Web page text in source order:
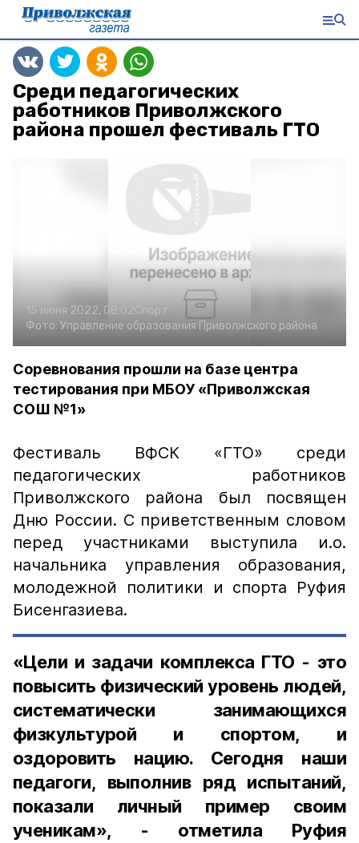
Среди педагогических
работников Приволжского
района прошел фестиваль ГТО
15 июня 2022, 08:02Спорт
Фото: Управление образования Приволжского района
Соревнования прошли на базе центра
тестирования при МБОУ «Приволжская
СОШ №1»
Фестиваль ВФСК «ГТО» среди
педагогических работников
Приволжского района был посвящен
Дню России. С приветственным словом
перед участниками выступила и.о.
начальника управления образования,
молодежной политики и спорта Руфия
Бисенгазиева.
«Цели и задачи комплекса ГТО - это
повысить физический уровень людей,
систематически занимающихся
физкультурой и спортом, и
оздоровить нацию. Сегодня наши
педагоги, выполнив ряд испытаний,
показали личный пример своим
ученикам», - отметила Руфия